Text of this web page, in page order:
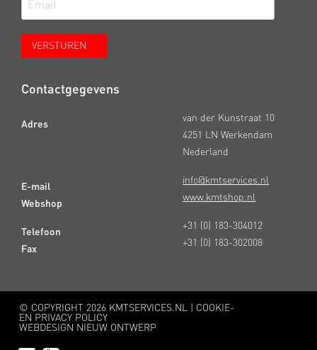
Contactgegevens
Adres
E-mail
Webshop
Telefoon
Fax
van der Kunstraat 10
4251 LN Werkendam
Nederland
info@kmtservices.nl
www.kmtshop.nl
+31 (0) 183-304012
+31 (0) 183-302008
© COPYRIGHT 2026 KMTSERVICES.NL | COOKIE-
EN PRIVACY POLICY
WEBDESIGN NIEUW ONTWERP